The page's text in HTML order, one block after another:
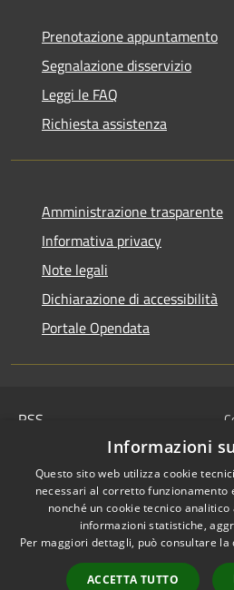
Prenotazione appuntamento
Segnalazione disservizio
Leggi le FAQ
Richiesta assistenza
Amministrazione trasparente
Informativa privacy
Note legali
Dichiarazione di accessibilità
Portale Opendata
RSS
Cookie
Mappa del sito
IBAN COMUNALI: per i cittadini
IT48Z0851453760000000120312
Informazioni
Questo sito web utilizza cookie
necessari al corretto funzionamento
nonché un cookie tecnico
informazioni statistiche,
Per maggiori dettagli, può consultare la
ACCETTA TUTTO